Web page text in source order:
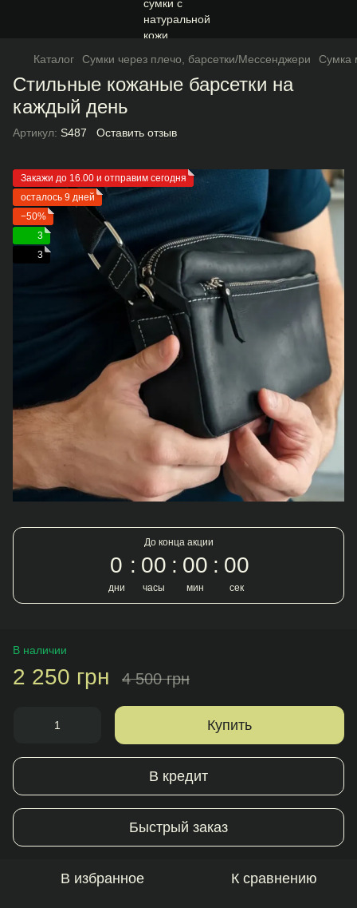
Каталог Сумки через плечо, барсетки/Мессенджери Сумка
Стильные кожаные барсетки на
каждый день
Артикул: S487 Оставить отзыв
Закажи до 16.00 и отправим сегодня
осталось 9 дней
−50%
3
3
До конца акции
0
дни
00
часы
00
мин
00
сек
В наличии
2 250 грн 4 500 грн
Купить
В кредит
Быстрый заказ
В избранное К сравнению